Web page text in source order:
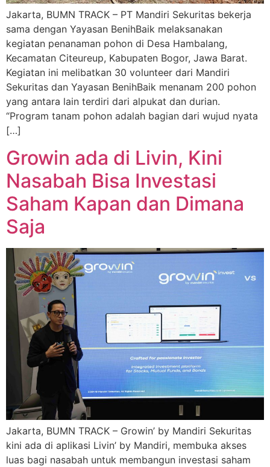
Jakarta, BUMN TRACK – PT Mandiri Sekuritas bekerja
sama dengan Yayasan BenihBaik melaksanakan
kegiatan penanaman pohon di Desa Hambalang,
Kecamatan Citeureup, Kabupaten Bogor, Jawa Barat.
Kegiatan ini melibatkan 30 volunteer dari Mandiri
Sekuritas dan Yayasan BenihBaik menanam 200 pohon
yang antara lain terdiri dari alpukat dan durian.
“Program tanam pohon adalah bagian dari wujud nyata
[…]
Growin ada di Livin, Kini
Nasabah Bisa Investasi
Saham Kapan dan Dimana
Saja
Jakarta, BUMN TRACK – Growin’ by Mandiri Sekuritas
kini ada di aplikasi Livin’ by Mandiri, membuka akses
luas bagi nasabah untuk membangun investasi saham